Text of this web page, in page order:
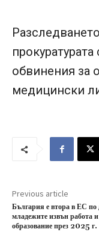
обвинения за
медицински
Previous article
България е втора в ЕС по
младежите извън работа и
образование през 2025 г.